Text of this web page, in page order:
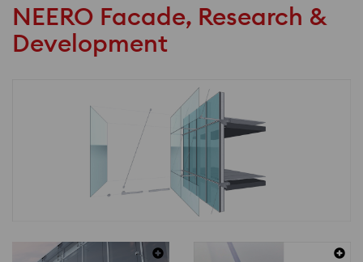
NEERO Facade, Research &
Development